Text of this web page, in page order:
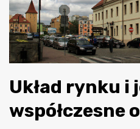
Układ rynku i
współczesne